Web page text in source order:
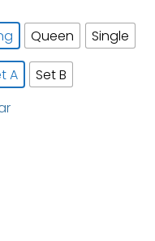
Queen Single
A
Set B